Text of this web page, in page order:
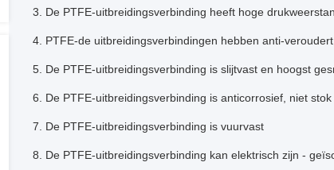
3. De PTFE-uitbreidingsverbinding heeft hoge
4. PTFE-de uitbreidingsverbindingen hebben anti-
5. De PTFE-uitbreidingsverbinding is slijtvast en hoogst
6. De PTFE-uitbreidingsverbinding is anticorrosief, niet
7. De PTFE-uitbreidingsverbinding is vuurvast
8. De PTFE-uitbreidingsverbinding kan elektrisch zijn -